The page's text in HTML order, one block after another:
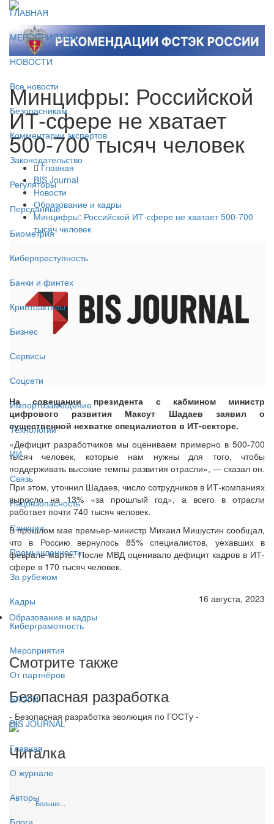
ГЛАВНАЯ
МЕРОПРИЯТИЯ
НОВОСТИ
Все новости
Безопасникам
Комментарии экспертов
Законодательство
Регуляторы
Персданные
Биометрия
Киберпреступность
Банки и финтех
Криптоактивы
Бизнес
Сервисы
Соцсети
Импортозамещение
Технологии
ИИ
Связь
Нацбезопасность
Санкции
Промышленность
За рубежом
Кадры
Киберграмотность
Мероприятия
От партнёров
БЛОГИ
BIS JOURNAL
Главная
О журнале
Авторы
Блоги
Минцифры: Российской
ИТ-сфере не хватает
500-700 тысяч человек
Главная
BIS Journal
Новости
Образование и кадры
Минцифры: Российской ИТ-сфере не хватает 500-700
тысяч человек
На совещании президента с кабмином министр
цифрового развития Максут Шадаев заявил о
существенной нехватке специалистов в ИТ-секторе.
«Дефицит разработчиков мы оцениваем примерно в 500-700
тысяч человек, которые нам нужны для того, чтобы
поддерживать высокие темпы развития отрасли», — сказал он.
При этом, уточнил Шадаев, число сотрудников в ИТ-компаниях
выросло на 13% «за прошлый год», а всего в отрасли
работает почти 740 тысяч человек.
В прошлом мае премьер-министр Михаил Мишустин сообщал,
что в Россию вернулось 85% специалистов, уехавших в
феврале-марте. После МВД оценивало дефицит кадров в ИТ-
сфере в 170 тысяч человек.
16 августа, 2023
Образование и кадры
Смотрите также
Безопасная разработка
- Безопасная разработка эволюция по ГОСТу -
Читалка
Больше...